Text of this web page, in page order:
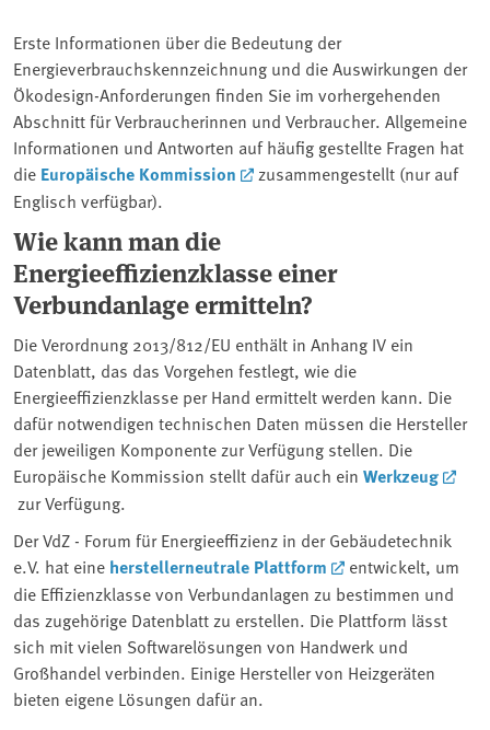
Erste Informationen über die Bedeutung der
Energieverbrauchskennzeichnung und die Auswirkungen der
Ökodesign-Anforderungen finden Sie im vorhergehenden
Abschnitt für Verbraucherinnen und Verbraucher. Allgemeine
Informationen und Antworten auf häufig gestellte Fragen hat
die Europäische Kommission
zusammengestellt (nur auf
Englisch verfügbar).
Wie kann man die
Energieeffizienzklasse einer
Verbundanlage ermitteln?
Die Verordnung 2013/812/EU enthält in Anhang IV ein
Datenblatt, das das Vorgehen festlegt, wie die
Energieeffizienzklasse per Hand ermittelt werden kann. Die
dafür notwendigen technischen Daten müssen die Hersteller
der jeweiligen Komponente zur Verfügung stellen. Die
Europäische Kommission stellt dafür auch ein Werkzeug
zur Verfügung.
Der VdZ - Forum für Energieeffizienz in der Gebäudetechnik
e.V. hat eine herstellerneutrale Plattform
entwickelt, um
die Effizienzklasse von Verbundanlagen zu bestimmen und
das zugehörige Datenblatt zu erstellen. Die Plattform lässt
sich mit vielen Softwarelösungen von Handwerk und
Großhandel verbinden. Einige Hersteller von Heizgeräten
bieten eigene Lösungen dafür an.